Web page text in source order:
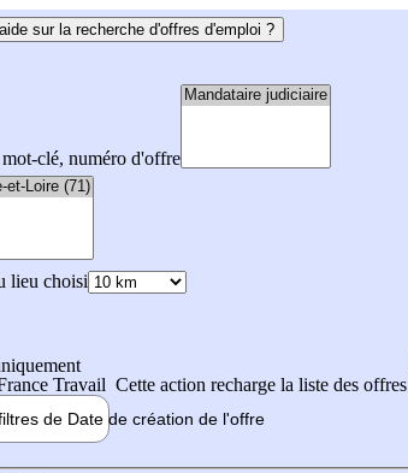
sur la recherche d'offres d'emploi ?
clé, numéro d'offre
lieu choisi
Travail Cette action recharge la liste des offres
de Date de création de l'offre